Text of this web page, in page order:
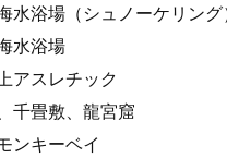
水浴場（シュノーケリング
水浴場
アスレチック
千畳敷、龍宮窟
ンキーベイ